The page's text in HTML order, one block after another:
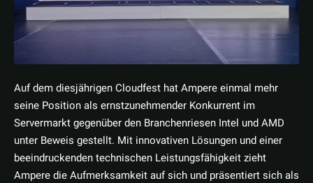
Auf dem diesjährigen Cloudfest hat Ampere einmal mehr
seine Position als ernstzunehmender Konkurrent im
Servermarkt gegenüber den Branchenriesen Intel und AMD
unter Beweis gestellt. Mit innovativen Lösungen und einer
beeindruckenden technischen Leistungsfähigkeit zieht
Ampere die Aufmerksamkeit auf sich und präsentiert sich als